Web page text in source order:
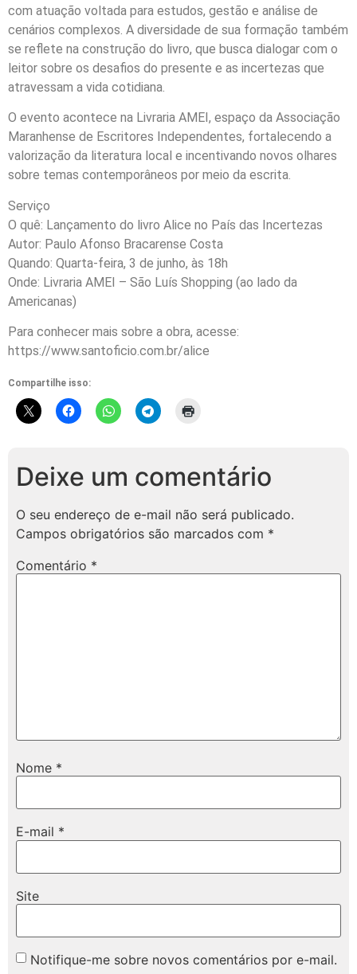
com atuação voltada para estudos, gestão e análise de
cenários complexos. A diversidade de sua formação também
se reflete na construção do livro, que busca dialogar com o
leitor sobre os desafios do presente e as incertezas que
atravessam a vida cotidiana.
O evento acontece na Livraria AMEI, espaço da Associação
Maranhense de Escritores Independentes, fortalecendo a
valorização da literatura local e incentivando novos olhares
sobre temas contemporâneos por meio da escrita.
Serviço
O quê: Lançamento do livro Alice no País das Incertezas
Autor: Paulo Afonso Bracarense Costa
Quando: Quarta-feira, 3 de junho, às 18h
Onde: Livraria AMEI – São Luís Shopping (ao lado da
Americanas)
Para conhecer mais sobre a obra, acesse:
https://www.santoficio.com.br/alice
Compartilhe isso:
Deixe um comentário
O seu endereço de e-mail não será publicado.
Campos obrigatórios são marcados com *
Comentário *
Nome *
E-mail *
Site
Notifique-me sobre novos comentários por e-mail.